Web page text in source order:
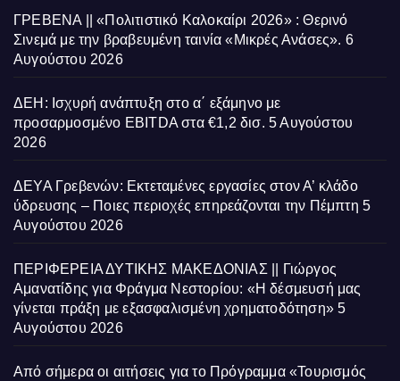
ΓΡΕΒΕΝΑ || «Πολιτιστικό Καλοκαίρι 2026» : Θερινό
Σινεμά με την βραβευμένη ταινία «Μικρές Ανάσες». 6
Αυγούστου 2026
ΔΕΗ: Ισχυρή ανάπτυξη στο α΄ εξάμηνο με
προσαρμοσμένο EBITDA στα €1,2 δισ. 5 Αυγούστου
2026
ΔΕΥΑ Γρεβενών: Εκτεταμένες εργασίες στον Α’ κλάδο
ύδρευσης – Ποιες περιοχές επηρεάζονται την Πέμπτη 5
Αυγούστου 2026
ΠΕΡΙΦΕΡΕΙΑ ΔΥΤΙΚΗΣ ΜΑΚΕΔΟΝΙΑΣ || Γιώργος
Αμανατίδης για Φράγμα Νεστορίου: «Η δέσμευσή μας
γίνεται πράξη με εξασφαλισμένη χρηματοδότηση» 5
Αυγούστου 2026
Από σήμερα οι αιτήσεις για το Πρόγραμμα «Τουρισμός